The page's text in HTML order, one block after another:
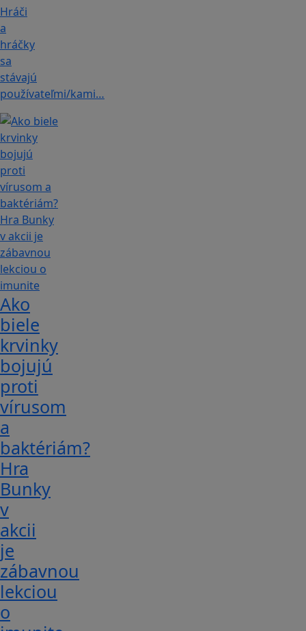
Hráči
a
hráčky
sa
stávajú
používateľmi/kami…
Ako
biele
krvinky
bojujú
proti
vírusom
a
baktériám?
Hra
Bunky
v
akcii
je
zábavnou
lekciou
o